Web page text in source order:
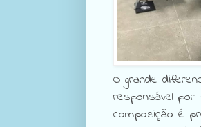
O grande
responsável por
composição é